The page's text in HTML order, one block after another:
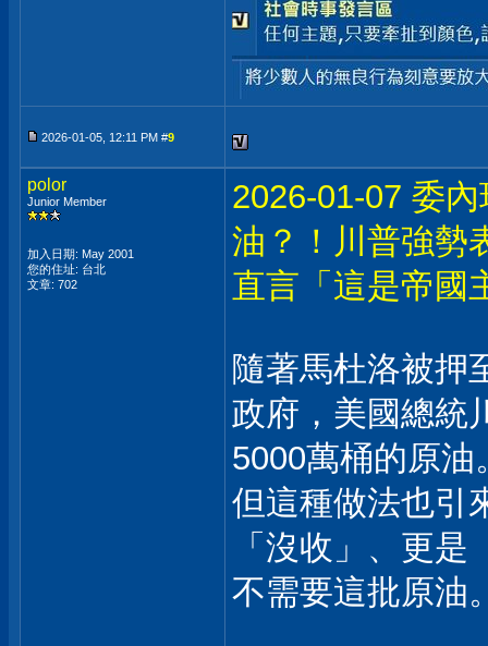
2026-01-05, 12:11 PM #9
polor
Junior Member
加入日期: May 2001
您的住址: 台北
文章: 702
2026-01-07 委
油？！川普強勢
直言「這是帝國
隨著馬杜洛被押
政府，美國總統
5000萬桶的原油
但這種做法也引
「沒收」、更
不需要這批原油